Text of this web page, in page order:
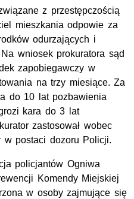
z przestępczością
mieszkania odpowie za
odurzających i
wniosek prokuratora sąd
zapobiegawczy w
na trzy miesiące. Za
do 10 lat pozbawienia
kara do 3 lat
zastosował wobec
w postaci dozoru Policji.
policjantów Ogniwa
Komendy Miejskiej
w osoby zajmujące się